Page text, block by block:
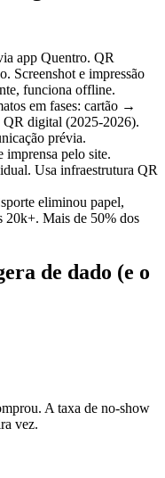
app Quentro. QR
Screenshot e impressão
funciona offline.
em fases: cartão →
digital (2025-2026).
prévia.
imprensa pelo site.
Usa infraestrutura QR
eliminou papel,
20k+. Mais de 50% dos
de dado (e o
A taxa de no-show
vez.